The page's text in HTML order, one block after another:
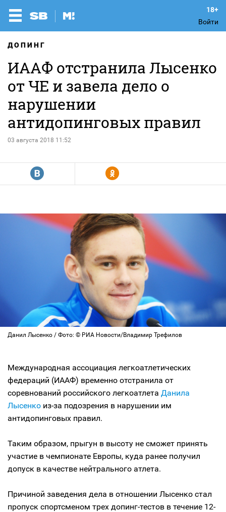
Войти
ДОПИНГ
ИААФ отстранила Лысенко
от ЧЕ и завела дело о
нарушении
антидопинговых правил
03 августа 2018 11:52
R Y
Данил Лысенко / Фото: © РИА Новости/Владимир Трефилов
Международная ассоциация легкоатлетических
федераций (ИААФ) временно отстранила от
соревнований российского легкоатлета Данила
Лысенко из-за подозрения в нарушении им
антидопинговых правил.
Таким образом, прыгун в высоту не сможет принять
участие в чемпионате Европы, куда ранее получил
допуск в качестве нейтрального атлета.
Причиной заведения дела в отношении Лысенко стал
пропуск спортсменом трех допинг-тестов в течение 12-